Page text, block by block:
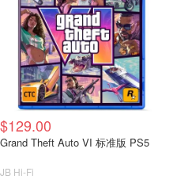
$129.00
Grand Theft Auto VI 标准版 PS5
JB Hi-Fi